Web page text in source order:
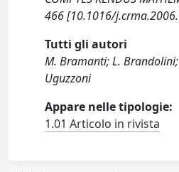
466 [10.1016/
Tutti gli autori
M. Bramanti; L. Brandolini;
Uguzzoni
Appare nelle tipologie:
1.01 Articolo in rivista